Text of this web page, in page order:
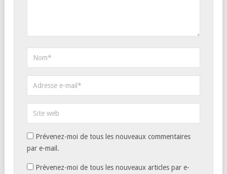
Prévenez-moi de tous les nouveaux commentaires
par e-mail.
Prévenez-moi de tous les nouveaux articles par e-